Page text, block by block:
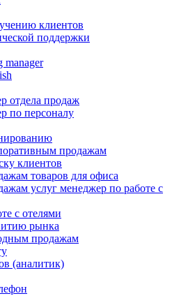
клиентов
поддержки
manager
отдела продаж
по персоналу
продажам
клиентов
товаров для офиса
услуг менеджер по работе с
с отелями
рынка
продажам
(аналитик)